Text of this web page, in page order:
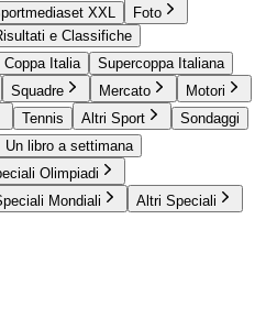
XXL
Foto
e Classifiche
Coppa Italia
Supercoppa Italiana
Squadre Mercato
Motori
Tennis Altri Sport
Sondaggi
Un libro a settimana
Olimpiadi
Mondiali Altri Speciali